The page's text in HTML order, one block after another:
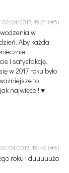
02/01/2017, 19:21
w
Aby każda
i satysfakcję.
w 2017 roku było
to
najwięcej! ♥
02/01/2017, 19:40
roku i duuuuużo